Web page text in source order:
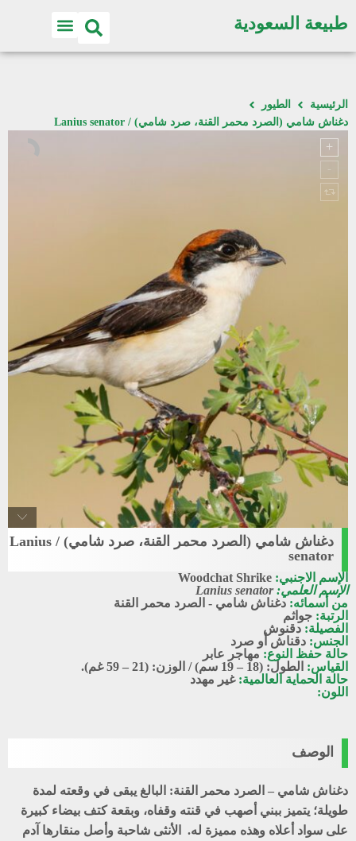
طبيعة السعودية
الرئيسية
الطيور
دغناش شامي (الصرد محمر القنة، صرد شامي) / Lanius senator
Woodchat_Shrike1
دغناش شامي (الصرد محمر القنة، صرد شامي) / Lanius
senator
الإسم الاجنبي: Woodchat Shrike
الإسم العلمي:Lanius senator
من أسمائه: دغناش شامي - الصرد محمر القنة
الرتبة: جواثم
الفصيلة: دقنوش
الجنس: دقناش أو صرد
حالة حفظ النوع: مهاجر عابر
القياس: الطول: (18 – 19 سم) / الوزن: (21 – 59 غم).
حالة الحماية العالمية:غير مهدد
اللون:
الوصف
دغناش شامي – الصرد محمر القنة: البالغ يبقى في وقعته لمدة
طويلة؛ يتميز ببني أصهب في قنته وقفاه، وبقعة كتف بيضاء كبيرة
على سواد أعلاه وهذه مميزة له. الأنثى شاحبة وأصل منقارها آدم